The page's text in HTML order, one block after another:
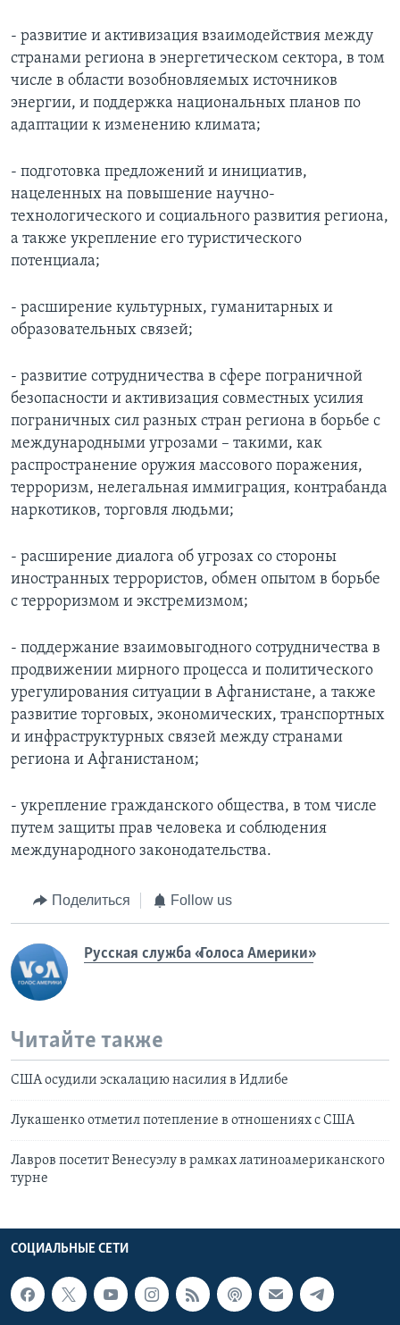
- развитие и активизация взаимодействия между
странами региона в энергетическом сектора, в том
числе в области возобновляемых источников
энергии, и поддержка национальных планов по
адаптации к изменению климата;
- подготовка предложений и инициатив,
нацеленных на повышение научно-
технологического и социального развития региона,
а также укрепление его туристического
потенциала;
- расширение культурных, гуманитарных и
образовательных связей;
- развитие сотрудничества в сфере пограничной
безопасности и активизация совместных усилия
пограничных сил разных стран региона в борьбе с
международными угрозами – такими, как
распространение оружия массового поражения,
терроризм, нелегальная иммиграция, контрабанда
наркотиков, торговля людьми;
- расширение диалога об угрозах со стороны
иностранных террористов, обмен опытом в борьбе
с терроризмом и экстремизмом;
- поддержание взаимовыгодного сотрудничества в
продвижении мирного процесса и политического
урегулирования ситуации в Афганистане, а также
развитие торговых, экономических, транспортных
и инфраструктурных связей между странами
региона и Афганистаном;
- укрепление гражданского общества, в том числе
путем защиты прав человека и соблюдения
международного законодательства.
Поделиться Follow us
Русская служба «Голоса Америки»
Читайте также
США осудили эскалацию насилия в Идлибе
Лукашенко отметил потепление в отношениях с США
Лавров посетит Венесуэлу в рамках латиноамериканского
турне
СОЦИАЛЬНЫЕ СЕТИ